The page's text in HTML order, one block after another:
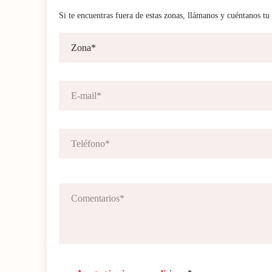
Si te encuentras fuera de estas zonas, llámanos y cuéntanos tu